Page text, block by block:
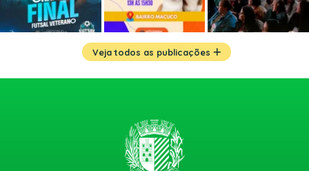
Veja todos as publicações